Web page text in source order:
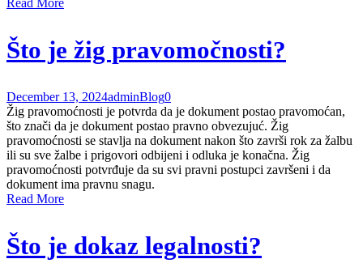
Read More
Što je žig pravomočnosti?
December 13, 2024adminBlog0
Žig pravomoćnosti je potvrda da je dokument postao pravomoćan,
što znači da je dokument postao pravno obvezujuć. Žig
pravomoćnosti se stavlja na dokument nakon što završi rok za žalbu
ili su sve žalbe i prigovori odbijeni i odluka je konačna. Žig
pravomoćnosti potvrđuje da su svi pravni postupci završeni i da
dokument ima pravnu snagu.
Read More
Što je dokaz legalnosti?